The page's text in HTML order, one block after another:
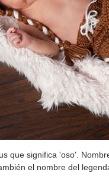
que significa 'oso'.
el nombre del